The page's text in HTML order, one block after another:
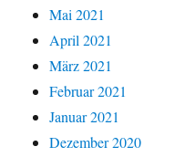
Mai 2021
April 2021
März 2021
Februar 2021
Januar 2021
Dezember 2020